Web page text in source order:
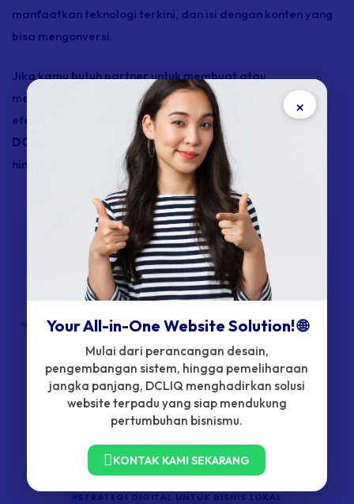
×
Your All-in-One Website Solution! 🌐
Mulai dari perancangan desain,
pengembangan sistem, hingga pemeliharaan
jangka panjang, DCLIQ menghadirkan solusi
website terpadu yang siap mendukung
pertumbuhan bisnismu.
KONTAK KAMI SEKARANG
manfaatkan teknologi terkini, dan isi dengan konten yang
bisa mengonversi.
Jika kamu butuhpartneruntuk membuat atau
memperbarui
bisnismu agar tampil profesional,
efektif, dan benar-benar siap bersaing di era digital,
DCLIQ
siap bantu kamu. Mulai dari desain, teknologi,
hingga strategi pemasaran digital.
STRATEGI DIGITAL UNTUK BISNIS LOKAL